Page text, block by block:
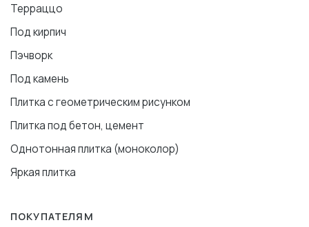
Терраццо
Под кирпич
Пэчворк
Под камень
Плитка с геометрическим рисунком
Плитка под бетон, цемент
Однотонная плитка (моноколор)
Яркая плитка
ПОКУПАТЕЛЯМ